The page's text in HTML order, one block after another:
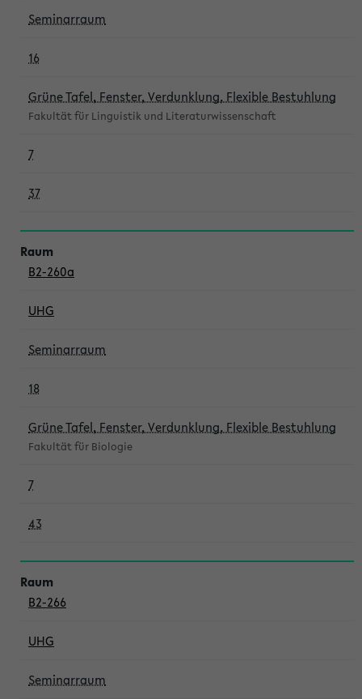
Seminarraum
16
Grüne Tafel, Fenster, Verdunklung, Flexible Bestuhlung
Fakultät für Linguistik und Literaturwissenschaft
7
37
B2-260a
UHG
Seminarraum
18
Grüne Tafel, Fenster, Verdunklung, Flexible Bestuhlung
Fakultät für Biologie
7
43
B2-266
UHG
Seminarraum